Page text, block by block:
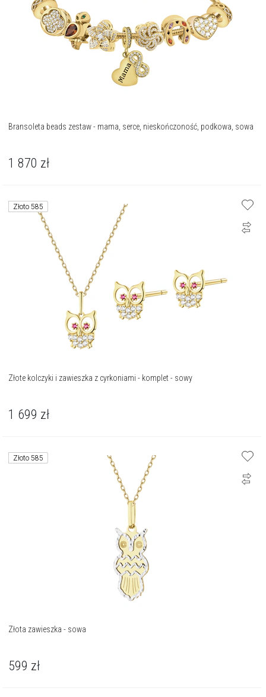
Bransoleta beads zestaw - mama, serce, nieskończoność, podkowa, sowa
1 870 zł
Złoto 585
Złote kolczyki i zawieszka z cyrkoniami - komplet - sowy
1 699 zł
Złoto 585
Złota zawieszka - sowa
599 zł